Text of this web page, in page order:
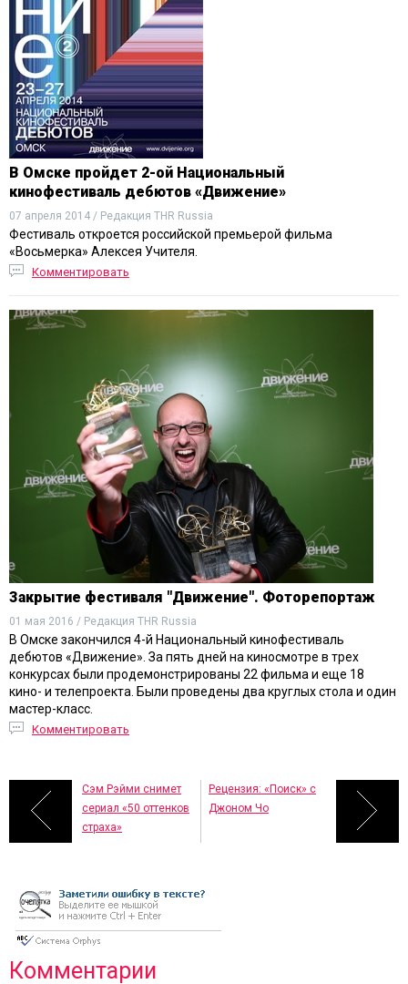
В Омске пройдет 2-ой Национальный
кинофестиваль дебютов «Движение»
07 апреля 2014 / Редакция THR Russia
Фестиваль откроется российской премьерой фильма
«Восьмерка» Алексея Учителя.
Комментировать
Закрытие фестиваля "Движение". Фоторепортаж
01 мая 2016 / Редакция THR Russia
В Омске закончился 4-й Национальный кинофестиваль
дебютов «Движение». За пять дней на киносмотре в трех
конкурсах были продемонстрированы 22 фильма и еще 18
кино- и телепроекта. Были проведены два круглых стола и один
мастер-класс.
Комментировать
Сэм Рэйми снимет
сериал «50 оттенков
страха»
Рецензия: «Поиск» с
Джоном Чо
Комментарии